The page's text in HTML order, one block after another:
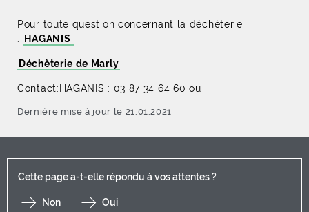
Pour toute question concernant la déchèterie
:
HAGANIS
Déchèterie de Marly
Contact:HAGANIS : 03 87 34 64 60 ou
Dernière mise à jour le 21.01.2021
Cette page a-t-elle répondu à vos attentes ?
Non Oui